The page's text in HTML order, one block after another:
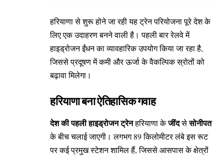
हरियाणा से शुरू होने जा रही यह ट्रेन परियोजना पूरे देश के
लिए एक उदाहरण बनने वाली है। पहली बार रेलवे में
हाइड्रोजन ईंधन का व्यावहारिक उपयोग किया जा रहा है,
जिससे प्रदूषण में कमी और ऊर्जा के वैकल्पिक स्रोतों को
बढ़ावा मिलेगा।
हरियाणा बना ऐतिहासिक गवाह
देश की पहली हाइड्रोजन ट्रेनहरियाणा केजींदसेसोनीपत
के बीच चलाई जाएगी। लगभग 89 किलोमीटर लंबे इस रूट
पर कई प्रमुख स्टेशन शामिल हैं, जिससे आसपास के क्षेत्रों